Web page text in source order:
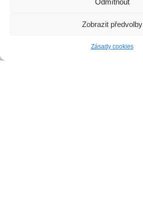
Zobrazit předvolby
Zásady cookies
Deratizace Přerov
Deratizace Kroměříž